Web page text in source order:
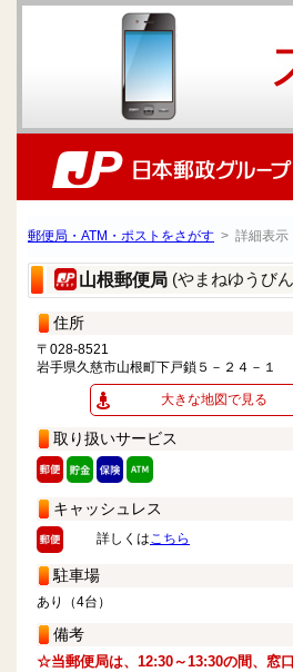
郵便局・ATM・ポストをさがす > 詳細表示
山根郵便局 (やまねゆうび
住所
〒028-8521
岩手県久慈市山根町下戸鎖５－２４－１
大きな地図で見る
取り扱いサービス
キャッシュレス
詳しくはこちら
駐車場
あり（4台）
備考
☆当郵便局は、12:30～13:30の間、窓